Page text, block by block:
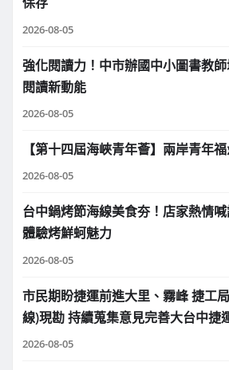
2026-08-05
強化閱讀力！中市辦國中小圖書教
閱讀新動能
2026-08-05
【第十四屆海峽青年薈】兩岸青年
2026-08-05
台中鍋烤節海線美食夯！店家熱情
體驗烤鮮蚵魅力
2026-08-05
市民期盼捷運前進大里、霧峰 捷工
線)現勘 持續蒐集意見完善大台中捷
2026-08-05